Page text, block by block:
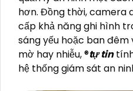
hơn. Đồng thời, camera
cấp khả năng ghi hình
sáng yếu hoặc ban
mờ hay nhiễu, ®️tự tintính
hệ thống giám sát an